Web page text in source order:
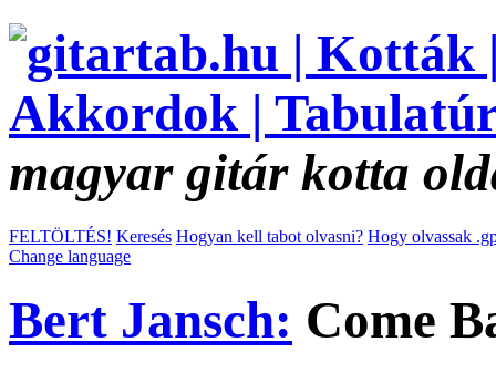
magyar gitár kotta
FELTÖLTÉS! Keresés Hogyan kell tabot olvasni? Hogy olvassak
Change language
Bert Jansch: Come